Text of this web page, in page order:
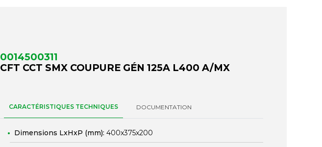
0014500311
CFT CCT SMX COUPURE GÉN 125A L400 A/MX
CARACTÉRISTIQUES TECHNIQUES DOCUMENTATION
Dimensions LxHxP (mm): 400x375x200